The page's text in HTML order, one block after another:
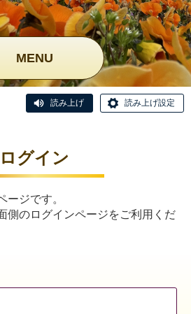
MENU
読み上げ 読み上げ設定
ログイン
ージです。
側のログインページをご利用くだ